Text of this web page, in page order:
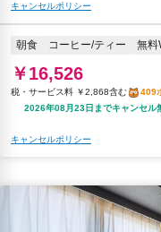
キャンセルポリシー
朝食 コーヒー/ティー 無料
￥16,526
税・サービス料 ￥2,868含む
409
2026年08月23日までキャンセル
キャンセルポリシー